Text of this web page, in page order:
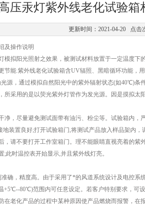
压汞灯紫外线老化试验箱
更新时间：2021-04-20 点击
及操作说明
拟阳光照射之效果，被测试材料放置于一定温度下
节能.紫外线老化试验箱含UV辐照、黑暗循环功能，
源，通过模拟自然阳光中的紫外辐射状态(如40℃)
所采用的是以荧光紫外灯管作为发光源。因是摸拟
，尽量避免测试面带有油污、粉尘等。试验箱内，
装置良好;打开试验箱门,将测试产品放入样品架内
，请不要打开工作室箱门。理不能眼睛直视亮着的
此时温控表开始显示,并且紫外线灯亮。
，精度高。由于采用了*的风道系统设计及电控系
80℃)范围内可任意设定。若客户特别要求，可
在老化产品的过程中某种原因使产品燃烧而报警，